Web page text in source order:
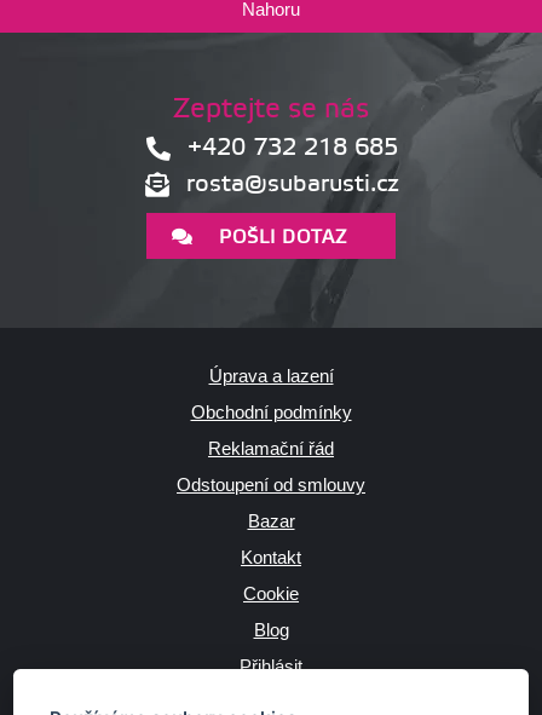
Nahoru
Zeptejte se nás
+420 732 218 685
rosta@subarusti.cz
POŠLI DOTAZ
Úprava a lazení
Obchodní podmínky
Reklamační řád
Odstoupení od smlouvy
Bazar
Kontakt
Cookie
Blog
Přihlásit